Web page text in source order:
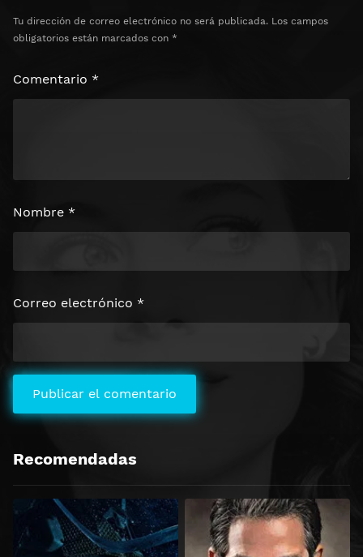
Tu dirección de correo electrónico no será publicada. Los campos
obligatorios están marcados con *
Comentario *
Nombre *
Correo electrónico *
Recomendadas